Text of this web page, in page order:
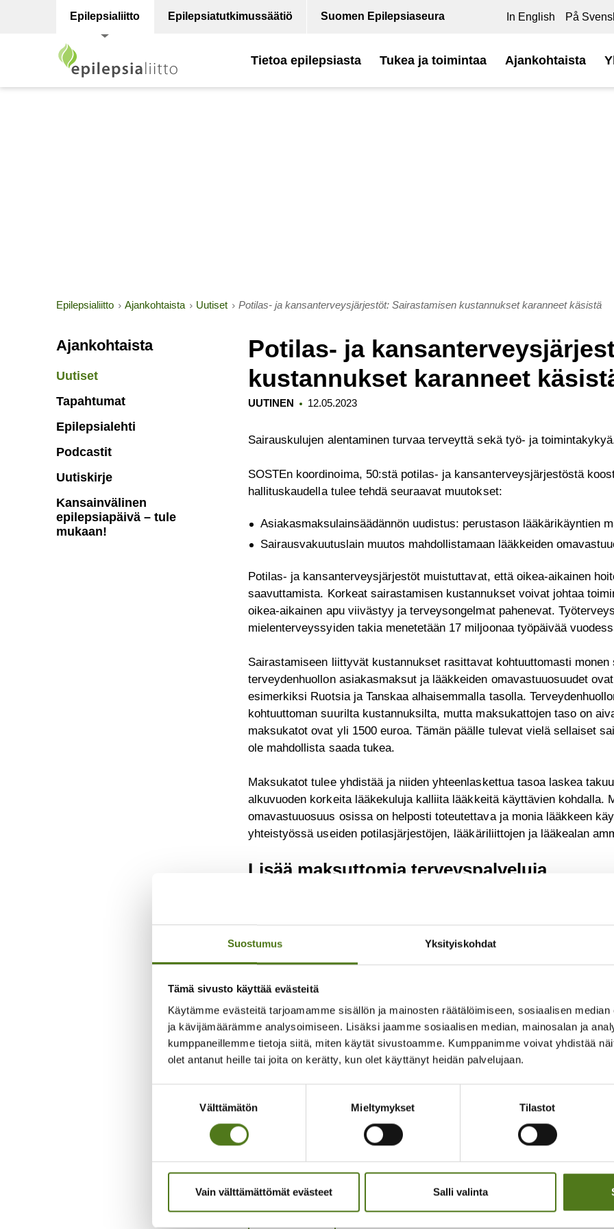
Suostumus Yksityiskohdat
Tämä sivusto käyttää evästeitä
Käytämme evästeitä tarjoamamme sisällön ja mainosten räätälöimiseen, sosiaalisen
ja kävijämäärämme analysoimiseen. Lisäksi jaamme sosiaalisen median, mainosalan ja
kumppaneillemme tietoja siitä, miten käytät sivustoamme. Kumppanimme voivat yhdistää
olet antanut heille tai joita on kerätty, kun olet käyttänyt heidän palvelujaan.
Välttämätön Mieltymykset Tilastot
Vain välttämättömät evästeet Salli valinta
Epilepsialiitto Epilepsiatutkimussäätiö Suomen Epilepsiaseura In English På
Tietoa epilepsiasta Tukea ja toimintaa Ajankohtaista
Epilepsialiitto Ajankohtaista Uutiset Potilas- ja kansanterveysjärjestöt: Sairastamisen kustannukset karanneet käsistä
Potilas- ja
kustannukset karanneet
UUTINEN 12.05.2023
Sairauskulujen alentaminen turvaa terveyttä sekä työ- ja
SOSTEn koordinoima, 50:stä potilas- ja kansanterveysjärjestöstä
hallituskaudella tulee tehdä seuraavat muutokset:
Asiakasmaksulainsäädännön uudistus: perustason lääkärikäyntien
Sairausvakuutuslain muutos mahdollistamaan lääkkeiden
Potilas- ja kansanterveysjärjestöt muistuttavat, että oikea-aikainen
saavuttamista. Korkeat sairastamisen kustannukset voivat johtaa
oikea-aikainen apu viivästyy ja terveysongelmat pahenevat.
mielenterveyssyiden takia menetetään 17 miljoonaa työpäivää
Sairastamiseen liittyvät kustannukset rasittavat kohtuuttomasti
terveydenhuollon asiakasmaksut ja lääkkeiden omavastuuosuudet
esimerkiksi Ruotsia ja Tanskaa alhaisemmalla tasolla.
kohtuuttoman suurilta kustannuksilta, mutta maksukattojen taso on
maksukatot ovat yli 1500 euroa. Tämän päälle tulevat vielä sellaiset
ole mahdollista saada tukea.
Maksukatot tulee yhdistää ja niiden yhteenlaskettua tasoa laskea
alkuvuoden korkeita lääkekuluja kalliita lääkkeitä käyttävien kohdalla.
omavastuuosuus osissa on helposti toteutettava ja monia lääkkeen
yhteistyössä useiden potilasjärjestöjen, lääkäriliittojen ja lääkealan
Lisää maksuttomia terveyspalveluja
Asiakasmaksulainsäädännön uudistamista tulee järjestöjen mielestä
pohjalta. Kaikki sairauskustannukset, johtuvatpa ne lääkkeistä,
Seuraavan hallituksen tulee järjestöjen mielestä kiinnittää erityistä
ja työkyvyn edistämiseen hoidon taloudellisia esteitä poistamalla.
Sanna Kaijanen, Potilas- ja kansanterveysjärjestöjen puheenjohtaja,
Minna Anttonen, Potilas- ja kansanterveysjärjestöjen verkoston
toiminnanjohtaja, minna.anttonen@syopapotilaat.fi
Ajankohtaista
Uutiset
Tapahtumat
Epilepsialehti
Podcastit
Uutiskirje
Kansainvälinen
epilepsiapäivä – tule
mukaan!